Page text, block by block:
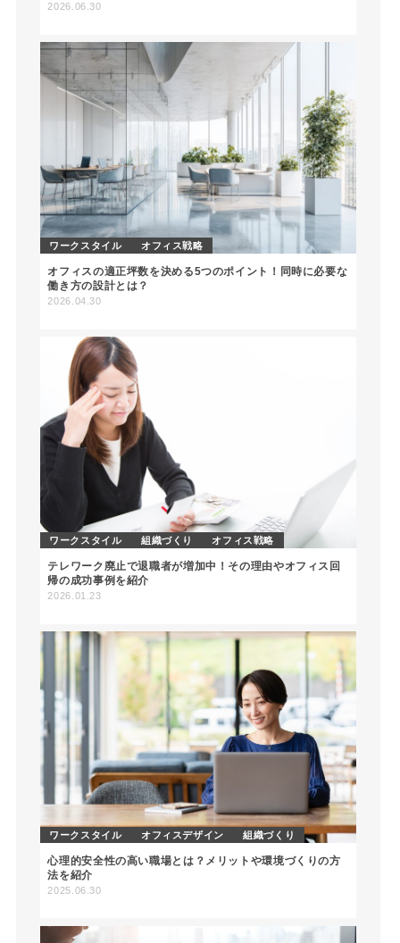
2026.06.30
ワークスタイル オフィス戦略
オフィスの適正坪数を決める5つのポイント！同時に必要な
働き方の設計とは？
2026.04.30
ワークスタイル 組織づくり オフィス戦略
テレワーク廃止で退職者が増加中！その理由やオフィス回
帰の成功事例を紹介
2026.01.23
ワークスタイル オフィスデザイン 組織づくり
心理的安全性の高い職場とは？メリットや環境づくりの方
法を紹介
2025.06.30